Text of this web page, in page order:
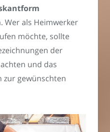
Wer als Heimwerker
möchte, sollte
der
und das
zur gewünschten